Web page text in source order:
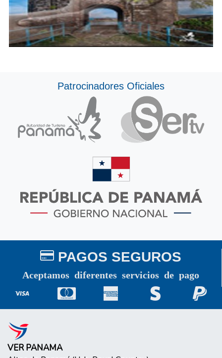
Patrocinadores Oficiales
PAGOS SEGUROS
Aceptamos diferentes servicios de pago
VER PANAMA